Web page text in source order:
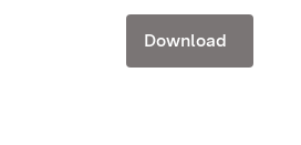
Download